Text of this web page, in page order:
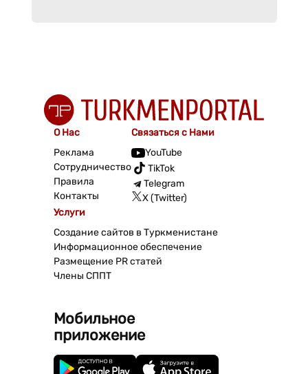
О Нас
Реклама
Сотрудничество
Правила
Контакты
Связаться с Нами
YouTube
TikTok
Telegram
X (Twitter)
Услуги
Создание сайтов в Туркменистане
Информационное обеспечение
Размещение PR статей
Члены СППТ
Мобильное
приложение